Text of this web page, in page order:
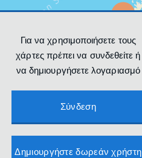
Για να χρησιμοποιήσετε τους
χάρτες πρέπει να συνδεθείτε ή
να δημιουργήσετε λογαριασμό
Σύνδεση
Δημιουργήστε δωρεάν χρήστη